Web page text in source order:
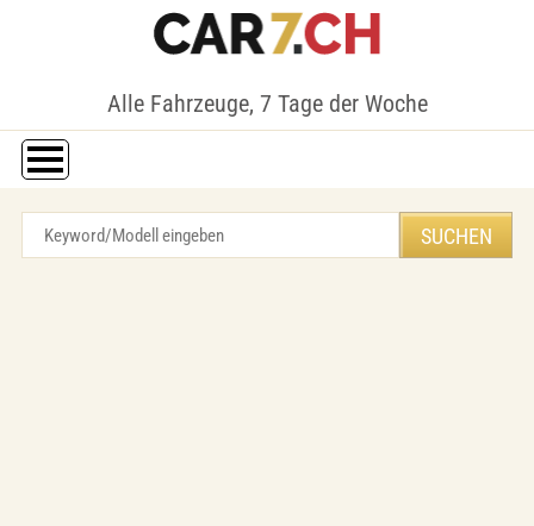
Alle Fahrzeuge, 7 Tage der Woche